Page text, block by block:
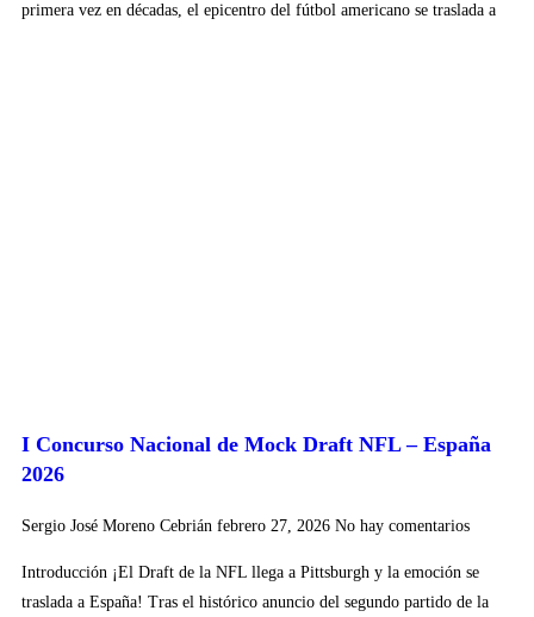
primera vez en décadas, el epicentro del fútbol americano se traslada a
I Concurso Nacional de Mock Draft NFL – España
2026
Sergio José Moreno Cebrián febrero 27, 2026 No hay comentarios
Introducción ¡El Draft de la NFL llega a Pittsburgh y la emoción se
traslada a España! Tras el histórico anuncio del segundo partido de la